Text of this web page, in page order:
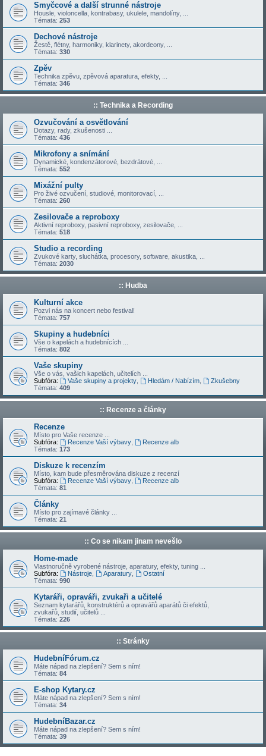
Smyčcové a další strunné nástroje
Housle, violoncella, kontrabasy, ukulele, mandolíny, ...
Témata: 253
Dechové nástroje
Žestě, flétny, harmoniky, klarinety, akordeony, ...
Témata: 330
Zpěv
Technika zpěvu, zpěvová aparatura, efekty, ...
Témata: 346
:: Technika a Recording
Ozvučování a osvětlování
Dotazy, rady, zkušenosti ...
Témata: 436
Mikrofony a snímání
Dynamické, kondenzátorové, bezdrátové, ...
Témata: 552
Mixážní pulty
Pro živé ozvučení, studiové, monitorovací, ...
Témata: 260
Zesilovače a reproboxy
Aktivní reproboxy, pasivní reproboxy, zesilovače, ...
Témata: 518
Studio a recording
Zvukové karty, sluchátka, procesory, software, akustika, ...
Témata: 2030
:: Hudba
Kulturní akce
Pozvi nás na koncert nebo festival!
Témata: 757
Skupiny a hudebníci
Vše o kapelách a hudebnících ...
Témata: 802
Vaše skupiny
Vše o vás, vašich kapelách, učitelích ...
Subfóra:
Vaše skupiny a projekty, Hledám / Nabízím,
Zkušebny
Témata: 409
:: Recenze a články
Recenze
Místo pro Vaše recenze ...
Subfóra:
Recenze Vaší výbavy,
Recenze alb
Témata: 173
Diskuze k recenzím
Místo, kam bude přesměrována diskuze z recenzí
Subfóra:
Recenze Vaší výbavy,
Recenze alb
Témata: 81
Články
Místo pro zajímavé články ...
Témata: 21
:: Co se nikam jinam nevešlo
Home-made
Vlastnoručně vyrobené nástroje, aparatury, efekty, tuning ...
Subfóra:
Nástroje, Aparatury,
Ostatní
Témata: 990
Kytaráři, opraváři, zvukaři a učitelé
Seznam kytarářů, konstruktérů a opravářů aparátů či efektů,
zvukařů, studií, učitelů ...
Témata: 226
:: Stránky
HudebníFórum.cz
Máte nápad na zlepšení? Sem s ním!
Témata: 84
E-shop Kytary.cz
Máte nápad na zlepšení? Sem s ním!
Témata: 34
HudebníBazar.cz
Máte nápad na zlepšení? Sem s ním!
Témata: 39